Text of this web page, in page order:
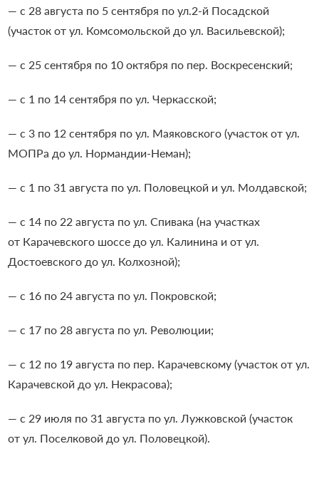
— с 28 августа по 5 сентября по ул.2-й Посадской
(участок от ул. Комсомольской до ул. Васильевской);
— с 25 сентября по 10 октября по пер. Воскресенский;
— с 1 по 14 сентября по ул. Черкасской;
— с 3 по 12 сентября по ул. Маяковского (участок от ул.
МОПРа до ул. Нормандии-Неман);
— с 1 по 31 августа по ул. Половецкой и ул. Молдавской;
— с 14 по 22 августа по ул. Спивака (на участках
от Карачевского шоссе до ул. Калинина и от ул.
Достоевского до ул. Колхозной);
— с 16 по 24 августа по ул. Покровской;
— с 17 по 28 августа по ул. Революции;
— с 12 по 19 августа по пер. Карачевскому (участок от ул.
Карачевской до ул. Некрасова);
— с 29 июля по 31 августа по ул. Лужковской (участок
от ул. Поселковой до ул. Половецкой).